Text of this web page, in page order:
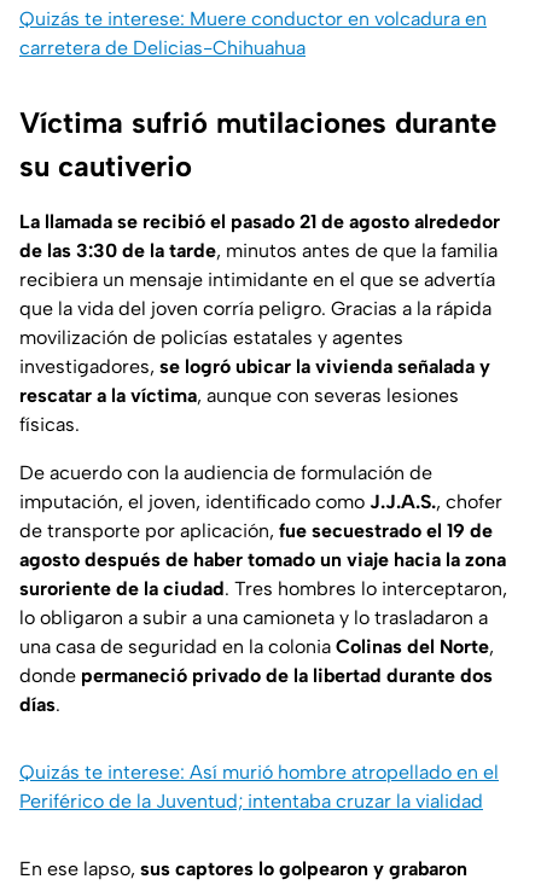
Quizás te interese: Muere conductor en volcadura en
carretera de Delicias-Chihuahua
Víctima sufrió mutilaciones durante
su cautiverio
La llamada se recibió el pasado 21 de agosto alrededor
de las 3:30 de la tarde, minutos antes de que la familia
recibiera un mensaje intimidante en el que se advertía
que la vida del joven corría peligro. Gracias a la rápida
movilización de policías estatales y agentes
investigadores, se logró ubicar la vivienda señalada y
rescatar a la víctima, aunque con severas lesiones
físicas.
De acuerdo con la audiencia de formulación de
imputación, el joven, identificado como J.J.A.S., chofer
de transporte por aplicación, fue secuestrado el 19 de
agosto después de haber tomado un viaje hacia la zona
suroriente de la ciudad. Tres hombres lo interceptaron,
lo obligaron a subir a una camioneta y lo trasladaron a
una casa de seguridad en la colonia Colinas del Norte,
donde permaneció privado de la libertad durante dos
días.
Quizás te interese: Así murió hombre atropellado en el
Periférico de la Juventud; intentaba cruzar la vialidad
En ese lapso, sus captores lo golpearon y grabaron